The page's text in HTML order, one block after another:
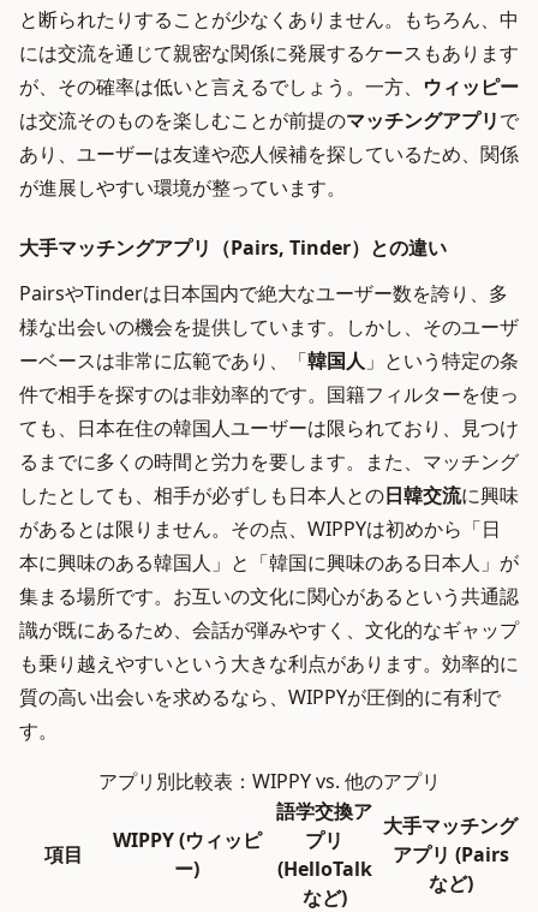
と断られたりすることが少なくありません。もちろん、中
には交流を通じて親密な関係に発展するケースもあります
が、その確率は低いと言えるでしょう。一方、 ウィッピー
は交流そのものを楽しむことが前提のマッチングアプリで
あり、ユーザーは友達や恋人候補を探しているため、関係
が進展しやすい環境が整っています。
大手マッチングアプリ（Pairs, Tinder）との違い
PairsやTinderは日本国内で絶大なユーザー数を誇り、多
様な出会いの機会を提供しています。しかし、そのユーザ
ーベースは非常に広範であり、「韓国人 」という特定の条
件で相手を探すのは非効率的です。国籍フィルターを使っ
ても、日本在住の韓国人ユーザーは限られており、見つけ
るまでに多くの時間と労力を要します。また、マッチング
したとしても、相手が必ずしも日本人との日韓交流に興味
があるとは限りません。その点、WIPPYは初めから「日
本に興味のある韓国人」と「韓国に興味のある日本人」が
集まる場所です。お互いの文化に関心があるという共通認
識が既にあるため、会話が弾みやすく、文化的なギャップ
も乗り越えやすいという大きな利点があります。効率的に
質の高い出会いを求めるなら、WIPPYが圧倒的に有利で
す。
アプリ別比較表：WIPPY vs. 他のアプリ
項目
WIPPY (ウィッピ
ー)
語学交換ア
プリ
(HelloTalk
など)
大手マッチング
アプリ (Pairs
など)